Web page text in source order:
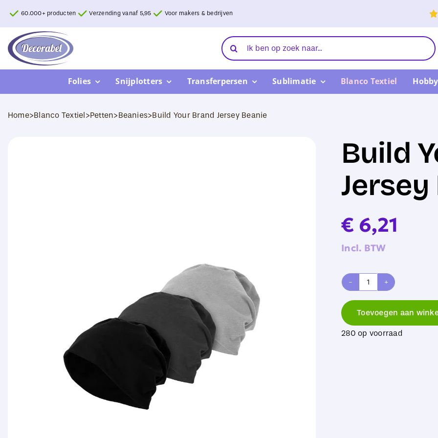
inhoud
60.000+ producten Verzending vanaf 5,95 Voor makers & bedrijven
Zoeken
naar:
Folies Snijplotters Transferpersen Sublimatie Blanco Textiel
Home>Blanco Textiel>Petten>Beanies>Build Your Brand Jersey Beanie
Build
Jersey
€ 6,21
Incl. BTW
Build
Brand
Jersey
Toevoegen aan
280 op voorraad